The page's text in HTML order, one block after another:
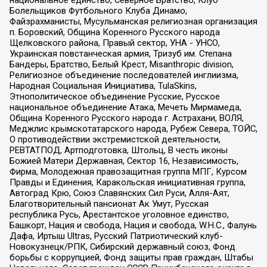
Болельщиков Футбольного Клуба Динамо,
Файзрахманисты, Мусульманская религиозная организация
п. Боровский, Община Коренного Русского народа
Щелковского района, Правый сектор, УНА - УНСО,
Украинская повстанческая армия, Тризуб им. Степана
Бандеры, Братство, Белый Крест, Misanthropic division,
Религиозное объединение последователей инглиизма,
Народная Социальная Инициатива, TulaSkins,
Этнополитическое объединение Русские, Русское
национальное объединение Атака, Мечеть Мирмамеда,
Община Коренного Русского народа г. Астрахани, ВОЛЯ,
Меджлис крымскотатарского народа, Рубеж Севера, ТОЙС,
О противодействии экстремистской деятельности,
РЕВТАТПОД, Артподготовка, Штольц, В честь иконы
Божией Матери Державная, Сектор 16, Независимость,
Фирма, Молодежная правозащитная группа МПГ, Курсом
Правды и Единения, Каракольская инициативная группа,
Автоград Крю, Союз Славянских Сил Руси, Алля-Аят,
Благотворительный пансионат Ак Умут, Русская
республика Русь, Арестантское уголовное единство,
Башкорт, Нация и свобода, Нация и свобода, W.H.С., Фалунь
Дафа, Иртыш Ultras, Русский Патриотический клуб-
Новокузнецк/РПК, Сибирский державный союз, Фонд
борьбы с коррупцией, Фонд защиты прав граждан, Штабы